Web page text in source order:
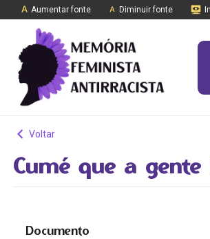
Aumentar fonte Diminuir fonte
Voltar
Cumé que a gente
Documento